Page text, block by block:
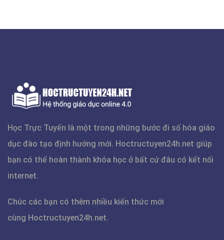
Học Trực Tuyến là một trong những bước đi số hóa giáo
dục đào tạo định hướng mới. Hoctructuyen24h.net giúp
bạn có thể hoàn thành khóa học ở bất cứ đâu có kết nối
internet.
Chúc các bạn có thêm nhiều kiến thức mới
cùng Hoctructuyen24h.net.